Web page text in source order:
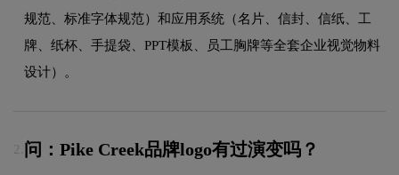
规范、标准字体规范）和应用系统（名片、信封、信纸、工
牌、纸杯、手提袋、PPT模板、员工胸牌等全套企业视觉物料
设计）。
2. 问：Pike Creek品牌logo有过演变吗？